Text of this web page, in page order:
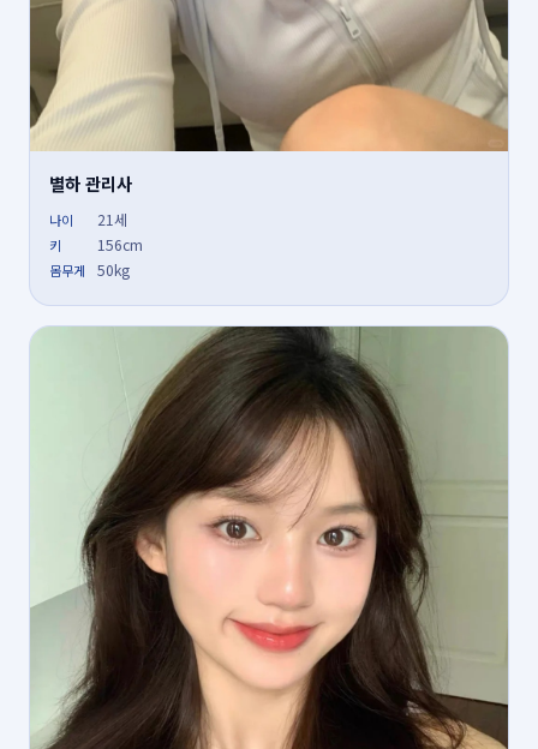
별하 관리사
나이 21세
키 156cm
몸무게 50kg